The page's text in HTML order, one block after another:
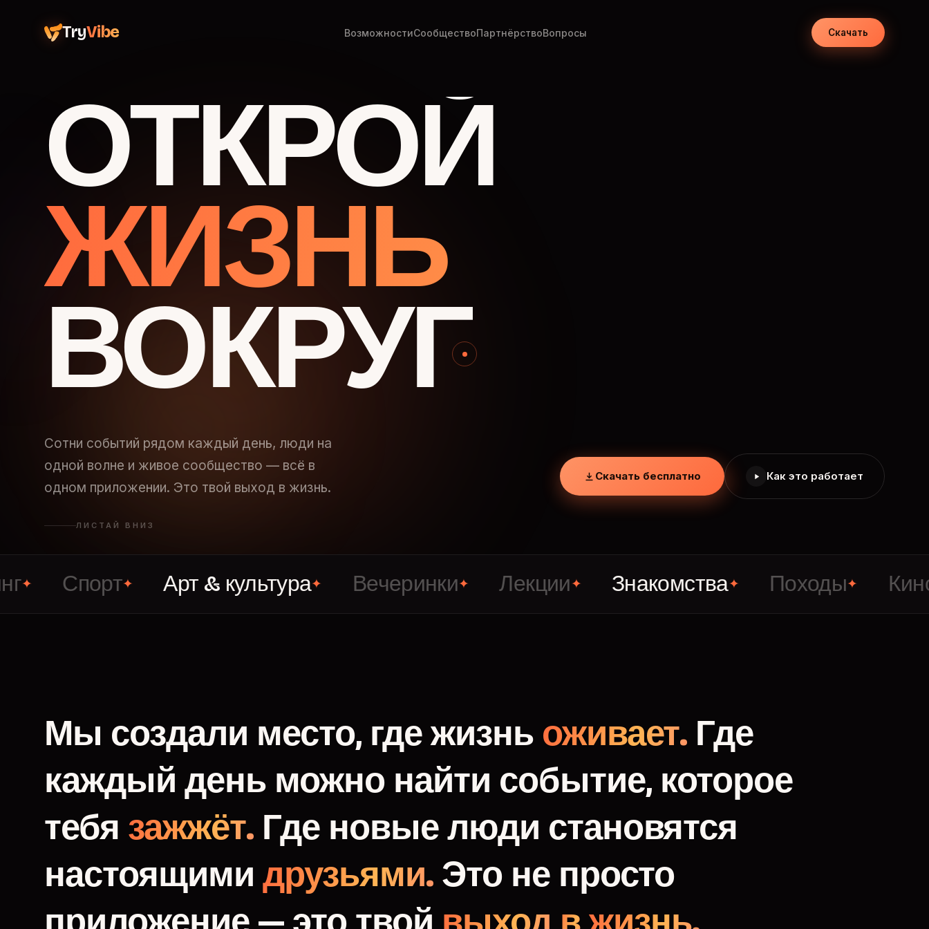
TryVibe ВозможностиСообществоПартнёрствоВопросы Скачать
ОТКРОЙ
ЖИЗНЬ
ВОКРУГ
Сотни событий рядом каждый день, люди на
одной волне и живое сообщество — всё в
одном приложении. Это твой выход в жизнь.
Скачать бесплатно Как это работает
ЛИСТАЙ ВНИЗ
Спорт✦ Арт & культура✦ Вечеринки✦ Лекции✦ Знакомства✦ Походы✦ Кино
Мы создали место, гдежизнь оживает. Где
каждый день можно найти событие, которое
тебя зажжёт. Где новые люди становятся
настоящими друзьями. Это не просто